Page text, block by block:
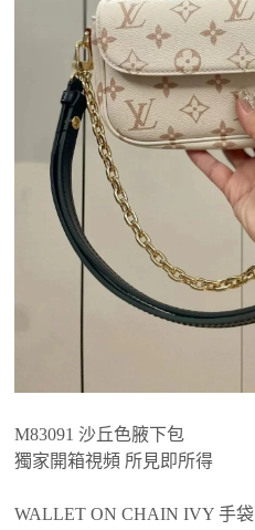
M83091 沙丘色腋下包
獨家開箱視頻 所見即所得
WALLET ON CHAIN IVY 手袋